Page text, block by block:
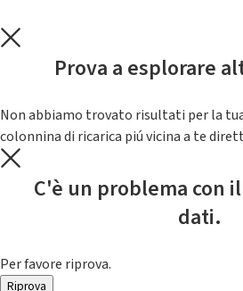
Prova a esplorare
Non abbiamo trovato risultati per la
colonnina di ricarica piú vicina a te
C'è un problema con
dati.
Per favore riprova.
Riprova